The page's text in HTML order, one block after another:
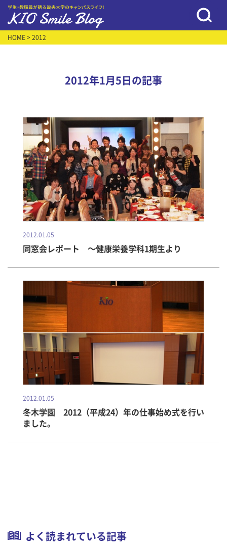
HOME > 2012
2012年1月5日の記事
2012.01.05
同窓会レポート ～健康栄養学科1期生より
2012.01.05
冬木学園 2012（平成24）年の仕事始め式を行い
ました。
よく読まれている記事